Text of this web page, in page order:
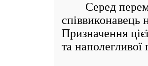
Серед
співвиконавець
Призначення
та наполегливої